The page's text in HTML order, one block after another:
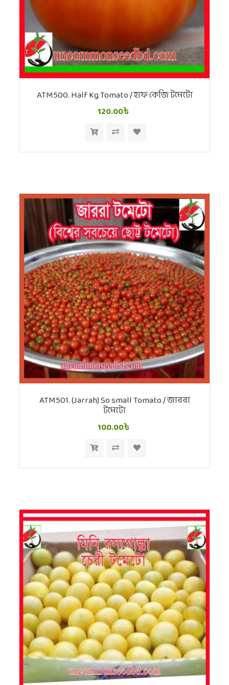
ATM500. Half Kg Tomato / হাফ কেজি টমেটো
120.00৳
ATM501. (Jarrah) So small Tomato / জাররা
টমেটো
100.00৳